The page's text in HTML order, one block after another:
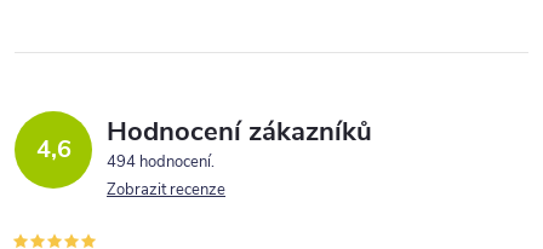
p
v
k
v
o
á
n 4,6 Hodnocení zákazníků
494 hodnocení
Zobrazit recenze